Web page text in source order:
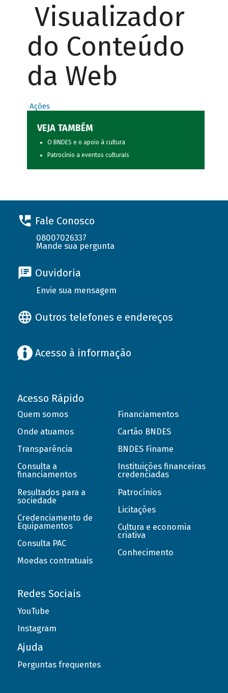
Visualizador
do Conteúdo
da Web
Ações
VEJA TAMBÉM
O BNDES e o apoio à cultura
Patrocínio a eventos culturais
Fale Conosco
08007026337
Mande sua pergunta
Ouvidoria
Envie sua mensagem
Outros telefones e endereços
Acesso à informação
Acesso Rápido
Quem somos
Onde atuamos
Transparência
Consulta a
financiamentos
Resultados para a
sociedade
Credenciamento de
Equipamentos
Consulta PAC
Moedas contratuais
Financiamentos
Cartão BNDES
BNDES Finame
Instituições financeiras
credenciadas
Patrocínios
Licitações
Cultura e economia
criativa
Conhecimento
Redes Sociais
YouTube
Instagram
Ajuda
Perguntas frequentes